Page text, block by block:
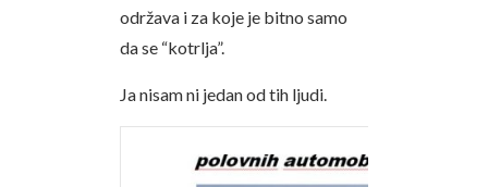
održava i za koje je bitno samo
da se “kotrlja”.
Ja nisam ni jedan od tih ljudi.